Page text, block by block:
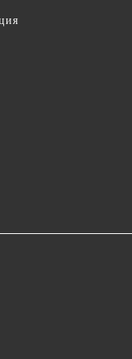
Alkyl Benzoate,
Germ Oil,